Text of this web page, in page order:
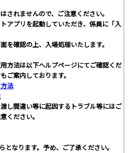
されませんので、ご注意ください。
アプリを起動していただき、係員に「入
を確認の上、入場処理いたします。
方法は以下ヘルプページにてご確認くだ
ご案内しております。
法
し間違い等に起因するトラブル等にはご
ください。
となります。予め、ご了承ください。